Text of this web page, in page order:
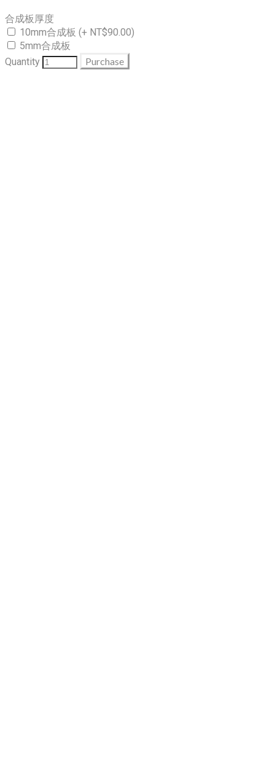
合成板厚度
10mm合成板 (+ NT$90.00)
5mm合成板
Quantity
Purchase